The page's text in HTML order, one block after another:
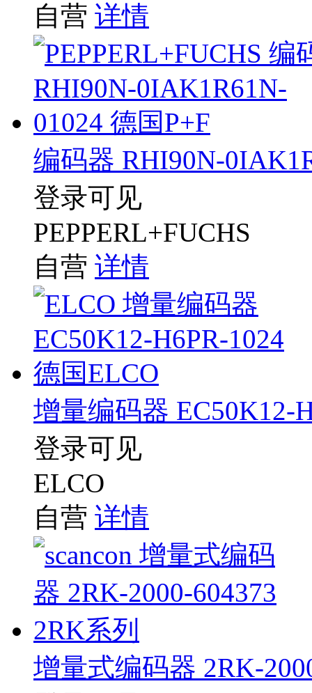
自营 详情
编码器 RHI90N-
登录可见
PEPPERL+FUCHS
自营 详情
增量编码器 EC50K12-
登录可见
ELCO
自营 详情
增量式编码器 2RK-